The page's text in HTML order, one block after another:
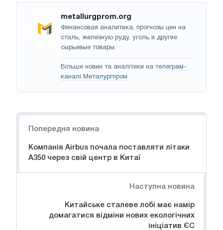
metallurgprom.org
Финансовая аналитика, прогнозы цен на
сталь, железную руду, уголь и другие
сырьевые товары.
Більше новин та аналітики на телеграм-
каналі Металургпром.
Попередня новина
Компанія Airbus почала поставляти літаки
A350 через свій центр в Китаї
Наступна новина
Китайське сталеве лобі має намір
домагатися відміни нових екологічних
ініціатив ЄС